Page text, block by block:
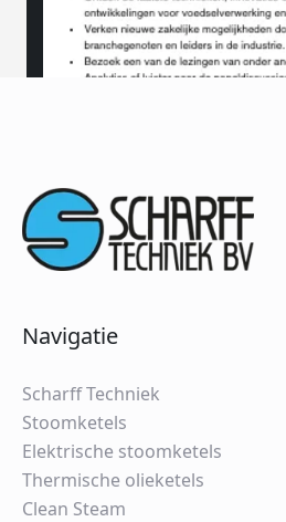
Navigatie
Scharff Techniek
Stoomketels
Elektrische stoomketels
Thermische olieketels
Clean Steam